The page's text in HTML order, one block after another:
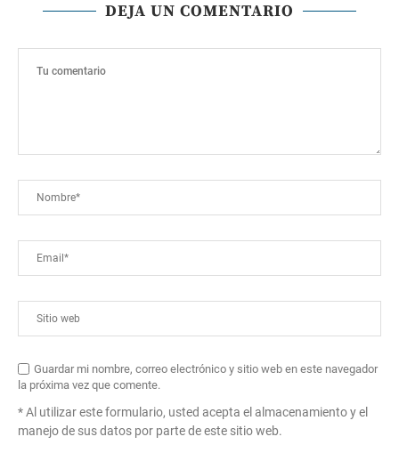
DEJA UN COMENTARIO
Guardar mi nombre, correo electrónico y sitio web en este navegador
la próxima vez que comente.
* Al utilizar este formulario, usted acepta el almacenamiento y el
manejo de sus datos por parte de este sitio web.